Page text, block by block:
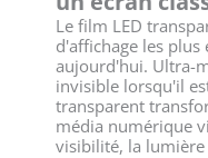
Le film LED
d'affichage les plus
aujourd'hui. Ultra-
invisible lorsqu'il
transparent
média numérique
visibilité, la